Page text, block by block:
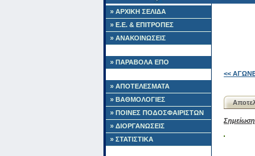
» ΑΡΧΙΚΗ ΣΕΛΙΔΑ
» Ε.Ε. & ΕΠΙΤΡΟΠΕΣ
» ΑΝΑΚΟΙΝΩΣΕΙΣ
» ΠΑΡΑΒΟΛΑ ΕΠΟ
» ΑΠΟΤΕΛΕΣΜΑΤΑ
» ΒΑΘΜΟΛΟΓΙΕΣ
» ΠΟΙΝΕΣ ΠΟΔΟΣΦΑΙΡΙΣΤΩΝ
» ΔΙΟΡΓΑΝΩΣΕΙΣ
» ΣΤΑΤΙΣΤΙΚΑ
<<